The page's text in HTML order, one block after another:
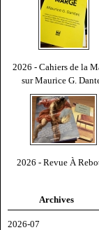
2026 - Cahiers de la
sur Maurice G.
2026 - Revue À
Archives
2026-07